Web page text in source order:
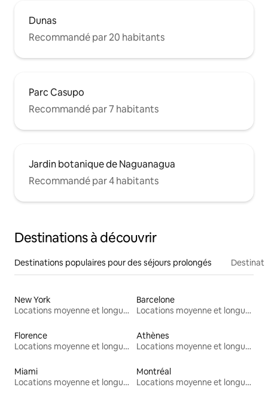
Dunas
Recommandé par 20 habitants
Parc Casupo
Recommandé par 7 habitants
Jardin botanique de Naguanagua
Recommandé par 4 habitants
Destinations à découvrir
Destinations populaires pour des séjours prolongés
New York
Locations moyenne et longue durée
Barcelone
Locations moyenne et longue durée
Florence
Locations moyenne et longue durée
Athènes
Locations moyenne et longue durée
Miami
Locations moyenne et longue durée
Montréal
Locations moyenne et longue durée